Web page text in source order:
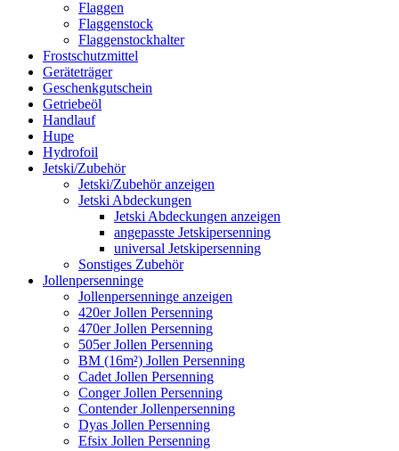
Flaggen
Flaggenstock
Flaggenstockhalter
Frostschutzmittel
Geräteträger
Geschenkgutschein
Getriebeöl
Handlauf
Hupe
Hydrofoil
Jetski/Zubehör
Jetski/Zubehör anzeigen
Jetski Abdeckungen
Jetski Abdeckungen anzeigen
angepasste Jetskipersenning
universal Jetskipersenning
Sonstiges Zubehör
Jollenpersenninge
Jollenpersenninge anzeigen
420er Jollen Persenning
470er Jollen Persenning
505er Jollen Persenning
BM (16m²) Jollen Persenning
Cadet Jollen Persenning
Conger Jollen Persenning
Contender Jollenpersenning
Dyas Jollen Persenning
Efsix Jollen Persenning